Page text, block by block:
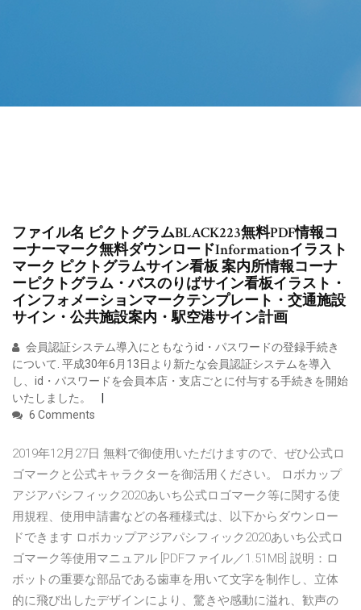
ファイル名 ピクトグラムBLACK223無料PDF情報コ
ーナーマーク無料ダウンロードInformationイラスト
マーク ピクトグラムサイン看板 案内所情報コーナ
ーピクトグラム・バスのりばサイン看板イラスト・
インフォメーションマークテンプレート・交通施設
サイン・公共施設案内・駅空港サイン計画
会員認証システム導入にともなうid・パスワードの登録手続き
について. 平成30年6月13日より新たな会員認証システムを導入
し、id・パスワードを会員本店・支店ごとに付与する手続きを開始
いたしました。
6 Comments
2019年12月27日 無料で御使用いただけますので、ぜひ公式ロ
ゴマークと公式キャラクターを御活用ください。 ロボカップ
アジアパシフィック2020あいち公式ロゴマーク等に関する使
用規程、使用申請書などの各種様式は、以下からダウンロー
ドできます ロボカップアジアパシフィック2020あいち公式ロ
ゴマーク等使用マニュアル [PDFファイル／1.51MB] 説明：ロ
ボットの重要な部品である歯車を用いて文字を制作し、立体
的に飛び出したデザインにより、驚きや感動に溢れ、歓声の